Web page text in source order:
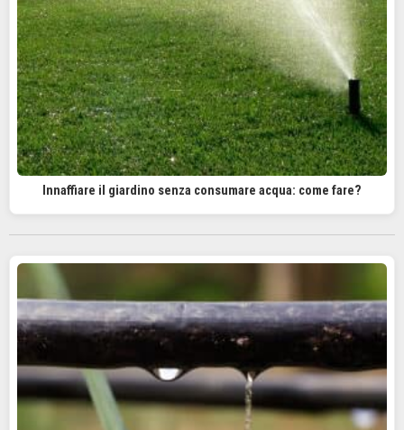
Innaffiare il giardino senza consumare acqua: come fare?